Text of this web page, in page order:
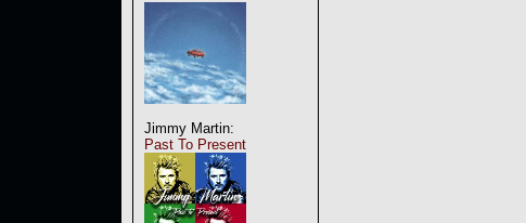
Jimmy Martin:
Past To Present